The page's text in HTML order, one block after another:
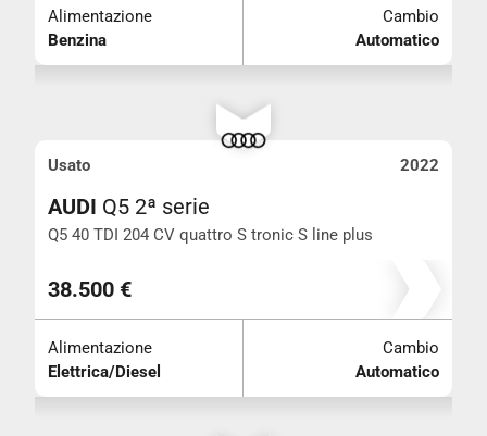
Alimentazione
Benzina
Cambio
Automatico
Usato 2022
AUDI Q5 2ª serie
Q5 40 TDI 204 CV quattro S tronic S line plus
Km 67.000
38.500 €
Alimentazione
Elettrica/Diesel
Cambio
Automatico